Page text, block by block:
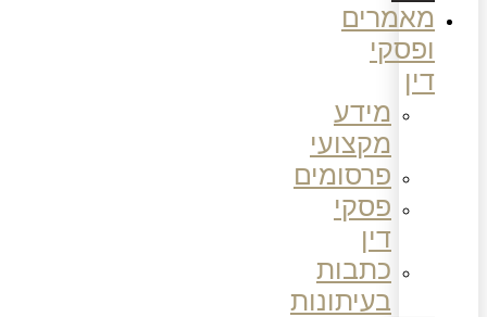
מאמרים
ופסקי
דין
מידע
מקצועי
פרסומים
פסקי
דין
כתבות
בעיתונות